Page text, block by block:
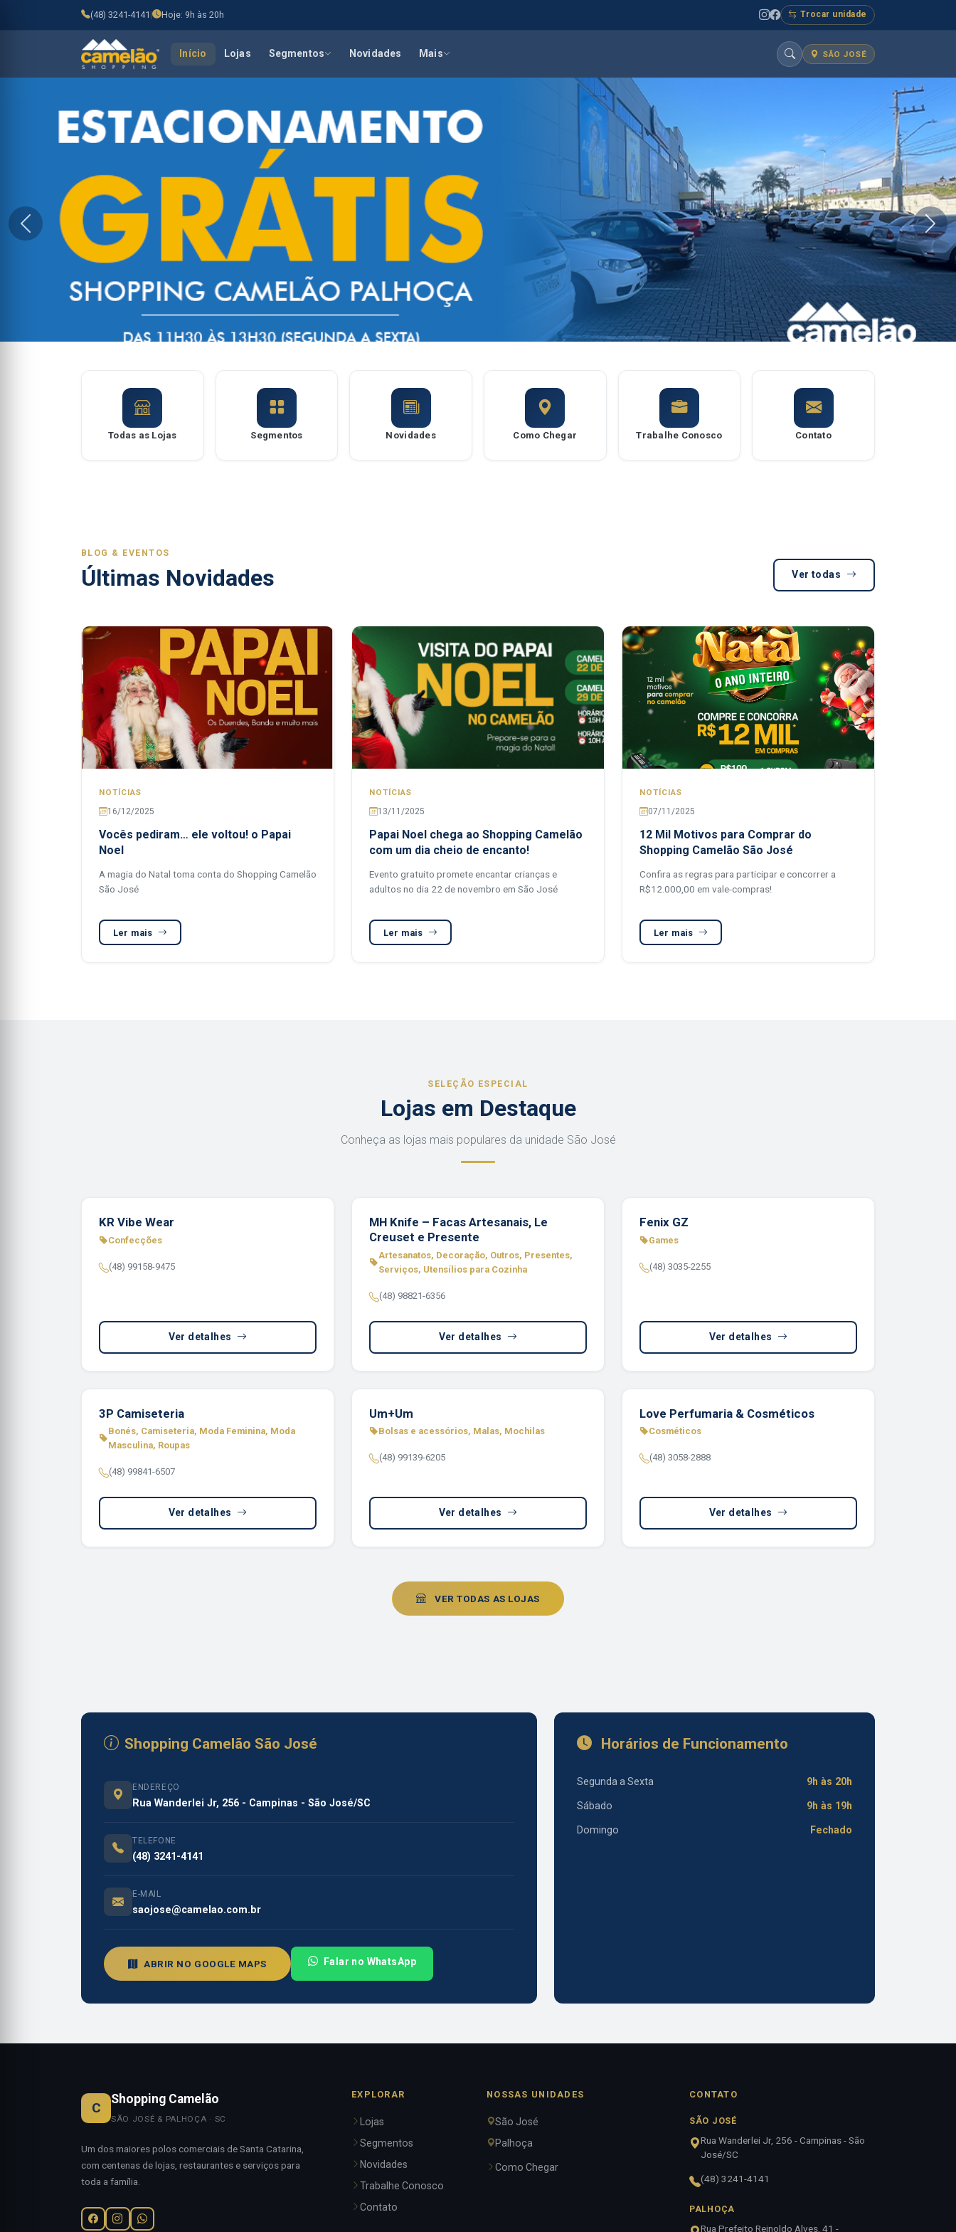
(48) 3241-4141 | Hoje: 9h às 20h Trocar unidade
Início Lojas Segmentos Novidades Mais SÃO JOSÉ
Todas as Lojas Segmentos Novidades Como Chegar Trabalhe Conosco Contato
BLOG & EVENTOS
Últimas Novidades Ver todas
NOTÍCIAS
16/12/2025
Vocês pediram… ele voltou! o Papai
Noel
A magia do Natal toma conta do Shopping Camelão
São José
Ler mais
NOTÍCIAS
13/11/2025
Papai Noel chega ao Shopping Camelão
com um dia cheio de encanto!
Evento gratuito promete encantar crianças e
adultos no dia 22 de novembro em São José
Ler mais
NOTÍCIAS
07/11/2025
12 Mil Motivos para Comprar do
Shopping Camelão São José
Confira as regras para participar e concorrer a
R$12.000,00 em vale-compras!
Ler mais
SELEÇÃO ESPECIAL
Lojas em Destaque
Conheça as lojas mais populares da unidade São José
KR Vibe Wear
Confecções
(48) 99158-9475
Ver detalhes
MH Knife – Facas Artesanais, Le
Creuset e Presente
Artesanatos, Decoração, Outros, Presentes,
Serviços, Utensílios para Cozinha
(48) 98821-6356
Ver detalhes
Fenix GZ
Games
(48) 3035-2255
Ver detalhes
3P Camiseteria
Bonés, Camiseteria, Moda Feminina, Moda
Masculina, Roupas
(48) 99841-6507
Ver detalhes
Um+Um
Bolsas e acessórios, Malas, Mochilas
(48) 99139-6205
Ver detalhes
Love Perfumaria & Cosméticos
Cosméticos
(48) 3058-2888
Ver detalhes
VER TODAS AS LOJAS
Shopping Camelão São José
ENDEREÇO
Rua Wanderlei Jr, 256 - Campinas - São José/SC
TELEFONE
(48) 3241-4141
E-MAIL
saojose@camelao.com.br
ABRIR NO GOOGLE MAPS Falar no WhatsApp
Horários de Funcionamento
Segunda a Sexta 9h às 20h
Sábado 9h às 19h
Domingo Fechado
C
Shopping Camelão
SÃO JOSÉ & PALHOÇA · SC
Um dos maiores polos comerciais de Santa Catarina,
com centenas de lojas, restaurantes e serviços para
toda a família.
EXPLORAR
Lojas
Segmentos
Novidades
Trabalhe Conosco
Contato
NOSSAS UNIDADES
São José
Palhoça
Como Chegar
CONTATO
SÃO JOSÉ
Rua Wanderlei Jr, 256 - Campinas - São
José/SC
(48) 3241-4141
PALHOÇA
Rua Prefeito Reinoldo Alves, 41 -